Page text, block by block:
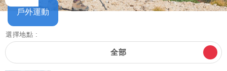
戶外運動
選擇地點 :
全部